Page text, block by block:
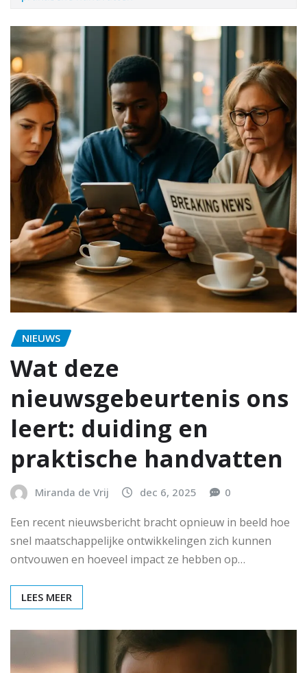
NIEUWS
Wat deze
nieuwsgebeurtenis ons
leert: duiding en
praktische handvatten
Miranda de Vrij dec 6, 2025 0
Een recent nieuwsbericht bracht opnieuw in beeld hoe
snel maatschappelijke ontwikkelingen zich kunnen
ontvouwen en hoeveel impact ze hebben op…
LEES MEER